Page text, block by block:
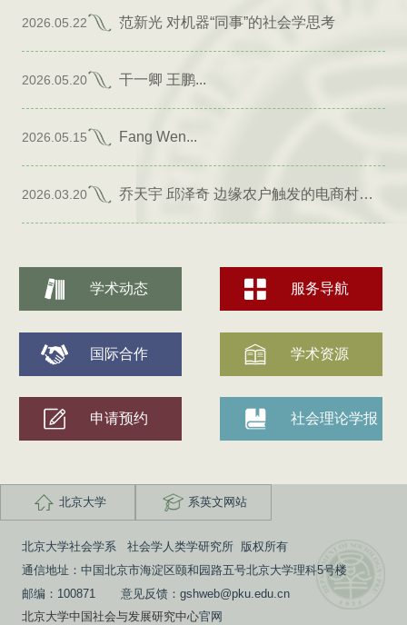
2026.05.22 范新光 对机器“同事”的社会学思考
2026.05.20 干一卿 王鹏...
2026.05.15 Fang Wen...
2026.03.20 乔天宇 邱泽奇 边缘农户触发的电商村形成
学术动态 服务导航
国际合作 学术资源
申请预约 社会理论学报
北京大学 系英文网站
北京大学社会学系 社会学人类学研究所 版权所有
通信地址：中国北京市海淀区颐和园路五号北京大学理科5号楼
邮编：100871 意见反馈：gshweb@pku.edu.cn
北京大学中国社会与发展研究中心官网